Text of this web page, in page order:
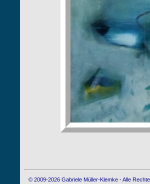
© 2009-2026 Gabriele Müller-Klemke - Alle